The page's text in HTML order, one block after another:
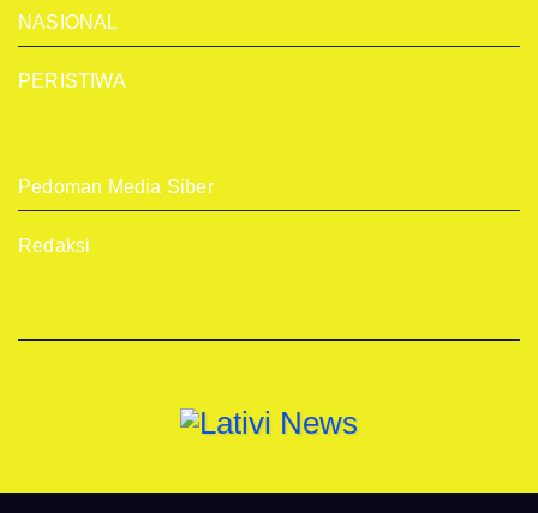
NASIONAL
PERISTIWA
Pedoman Media Siber
Redaksi